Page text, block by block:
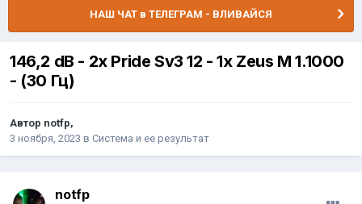
НАШ ЧАТ в ТЕЛЕГРАМ - ВЛИВАЙСЯ
146,2 dB - 2x Pride Sv3 12 - 1х Zeus M 1.1000
- (30 Гц)
Автор notfp,
3 ноября, 2023 в Система и ее результат
notfp